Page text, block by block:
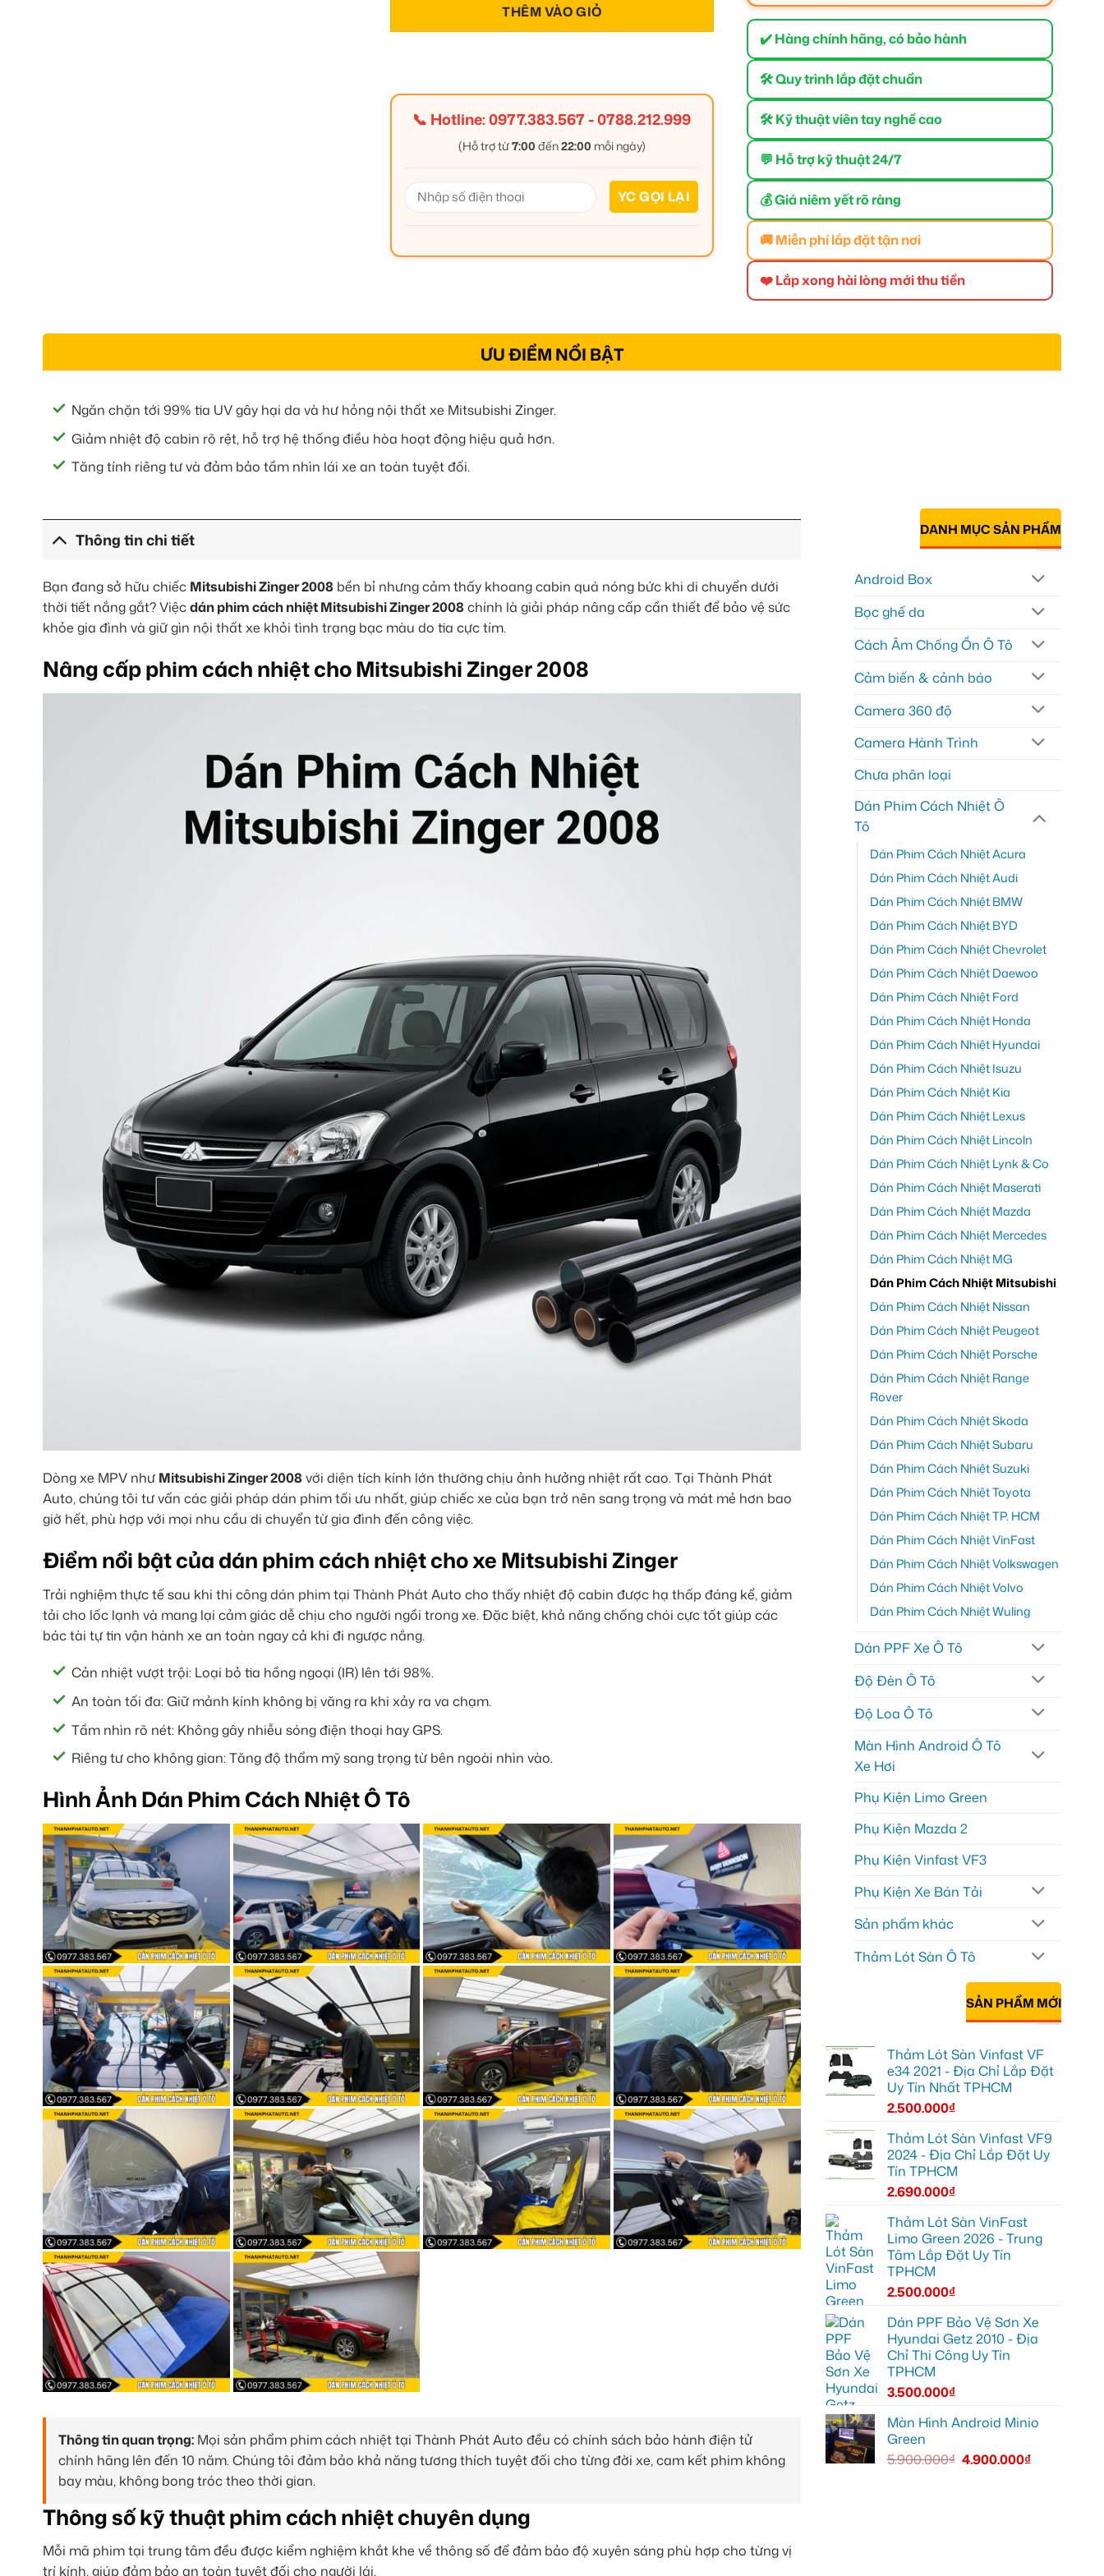
THÊM VÀO GIỎ
📞 Hotline:0977.383.567-0788.212.999
(Hỗ trợ từ7:00 đến22:00 mỗi ngày)
✔️ Hàng chính hãng, có bảo hành
🛠 Quy trình lắp đặt chuẩn
🛠 Kỹ thuật viên tay nghề cao
💬 Hỗ trợ kỹ thuật 24/7
💰 Giá niêm yết rõ ràng
🚚 Miễn phí lắp đặt tận nơi
❤️ Lắp xong hài lòng mới thu tiền
ƯU ĐIỂM NỔI BẬT
Ngăn chặn tới 99% tia UV gây hại da và hư hỏng nội thất xe Mitsubishi Zinger.
Giảm nhiệt độ cabin rõ rệt, hỗ trợ hệ thống điều hòa hoạt động hiệu quả hơn.
Tăng tính riêng tư và đảm bảo tầm nhìn lái xe an toàn tuyệt đối.
Thông tin chi tiết
Bạn đang sở hữu chiếc Mitsubishi Zinger 2008 bền bỉ nhưng cảm thấy khoang cabin quá nóng bức khi di chuyển dưới
thời tiết nắng gắt? Việcdán phim cách nhiệt Mitsubishi Zinger 2008chính là giải pháp nâng cấp cần thiết để bảo vệ sức
khỏe gia đình và giữ gìn nội thất xe khỏi tình trạng bạc màu do tia cực tím.
Nâng cấp phim cách nhiệt cho Mitsubishi Zinger 2008
Dòng xe MPV như Mitsubishi Zinger 2008với diện tích kính lớn thường chịu ảnh hưởng nhiệt rất cao. Tại Thành Phát
Auto, chúng tôi tư vấn các giải pháp dán phim tối ưu nhất, giúp chiếc xe của bạn trở nên sang trọng và mát mẻ hơn bao
giờ hết, phù hợp với mọi nhu cầu di chuyển từ gia đình đến công việc.
Điểm nổi bật của dán phim cách nhiệt cho xe Mitsubishi Zinger
Trải nghiệm thực tế sau khi thi công dán phim tại Thành Phát Auto cho thấy nhiệt độ cabin được hạ thấp đáng kể, giảm
tải cho lốc lạnh và mang lại cảm giác dễ chịu cho người ngồi trong xe. Đặc biệt, khả năng chống chói cực tốt giúp các
bác tài tự tin vận hành xe an toàn ngay cả khi đi ngược nắng.
Cản nhiệt vượt trội: Loại bỏ tia hồng ngoại (IR) lên tới 98%.
An toàn tối đa: Giữ mảnh kính không bị văng ra khi xảy ra va chạm.
Tầm nhìn rõ nét: Không gây nhiễu sóng điện thoại hay GPS.
Riêng tư cho không gian: Tăng độ thẩm mỹ sang trọng từ bên ngoài nhìn vào.
Hình Ảnh Dán Phim Cách Nhiệt Ô Tô
Thông tin quan trọng: Mọi sản phẩm phim cách nhiệt tại Thành Phát Auto đều có chính sách bảo hành điện tử
chính hãng lên đến 10 năm. Chúng tôi đảm bảo khả năng tương thích tuyệt đối cho từng đời xe, cam kết phim không
bay màu, không bong tróc theo thời gian.
Thông số kỹ thuật phim cách nhiệt chuyên dụng
Mỗi mã phim tại trung tâm đều được kiểm nghiệm khắt khe về thông số để đảm bảo độ xuyên sáng phù hợp cho từng vị
trí kính, giúp đảm bảo an toàn tuyệt đối cho người lái.
DANH MỤC SẢN PHẨM
Android Box
Bọc ghế da
Cách Âm Chống Ồn Ô Tô
Cảm biến & cảnh báo
Camera 360 độ
Camera Hành Trình
Chưa phân loại
Dán Phim Cách Nhiệt Ô
Tô
Dán Phim Cách Nhiệt Acura
Dán Phim Cách Nhiệt Audi
Dán Phim Cách Nhiệt BMW
Dán Phim Cách Nhiệt BYD
Dán Phim Cách Nhiệt Chevrolet
Dán Phim Cách Nhiệt Daewoo
Dán Phim Cách Nhiệt Ford
Dán Phim Cách Nhiệt Honda
Dán Phim Cách Nhiệt Hyundai
Dán Phim Cách Nhiệt Isuzu
Dán Phim Cách Nhiệt Kia
Dán Phim Cách Nhiệt Lexus
Dán Phim Cách Nhiệt Lincoln
Dán Phim Cách Nhiệt Lynk & Co
Dán Phim Cách Nhiệt Maserati
Dán Phim Cách Nhiệt Mazda
Dán Phim Cách Nhiệt Mercedes
Dán Phim Cách Nhiệt MG
Dán Phim Cách Nhiệt Mitsubishi
Dán Phim Cách Nhiệt Nissan
Dán Phim Cách Nhiệt Peugeot
Dán Phim Cách Nhiệt Porsche
Dán Phim Cách Nhiệt Range
Rover
Dán Phim Cách Nhiệt Skoda
Dán Phim Cách Nhiệt Subaru
Dán Phim Cách Nhiệt Suzuki
Dán Phim Cách Nhiệt Toyota
Dán Phim Cách Nhiệt TP. HCM
Dán Phim Cách Nhiệt VinFast
Dán Phim Cách Nhiệt Volkswagen
Dán Phim Cách Nhiệt Volvo
Dán Phim Cách Nhiệt Wuling
Dán PPF Xe Ô Tô
Độ Đèn Ô Tô
Độ Loa Ô Tô
Màn Hình Android Ô Tô
Xe Hơi
Phụ Kiện Limo Green
Phụ Kiện Mazda 2
Phụ Kiện Vinfast VF3
Phụ Kiện Xe Bán Tải
Sản phẩm khác
Thảm Lót Sàn Ô Tô
SẢN PHẨM MỚI
Thảm Lót Sàn Vinfast VF
e34 2021 - Địa Chỉ Lắp Đặt
Uy Tín Nhất TPHCM
2.500.000₫
Thảm Lót Sàn Vinfast VF9
2024 - Địa Chỉ Lắp Đặt Uy
Tín TPHCM
2.690.000₫
Thảm Lót Sàn VinFast
Limo Green 2026 - Trung
Tâm Lắp Đặt Uy Tín
TPHCM
2.500.000₫
Dán PPF Bảo Vệ Sơn Xe
Hyundai Getz 2010 - Địa
Chỉ Thi Công Uy Tín
TPHCM
3.500.000₫
Màn Hình Android Minio
Green
5.900.000₫ 4.900.000₫